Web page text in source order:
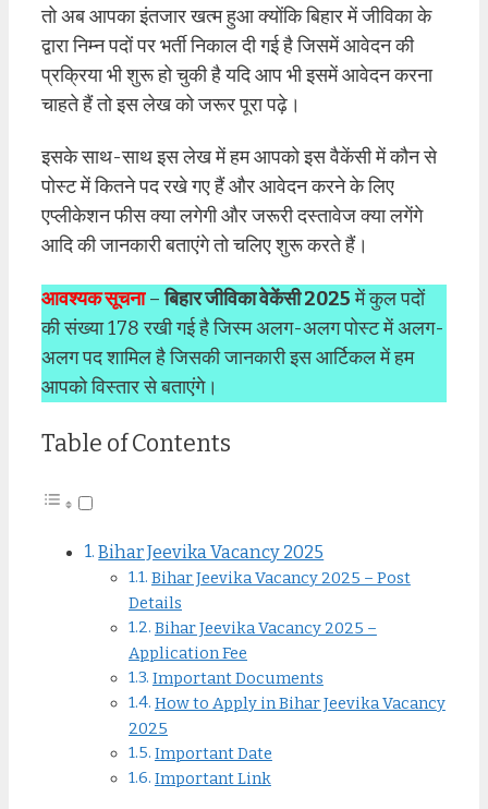
तो अब आपका इंतजार खत्म हुआ क्योंकि बिहार में जीविका के
द्वारा निम्न पदों पर भर्ती निकाल दी गई है जिसमें आवेदन की
प्रक्रिया भी शुरू हो चुकी है यदि आप भी इसमें आवेदन करना
चाहते हैं तो इस लेख को जरूर पूरा पढ़े।
इसके साथ-साथ इस लेख में हम आपको इस वैकेंसी में कौन से
पोस्ट में कितने पद रखे गए हैं और आवेदन करने के लिए
एप्लीकेशन फीस क्या लगेगी और जरूरी दस्तावेज क्या लगेंगे
आदि की जानकारी बताएंगे तो चलिए शुरू करते हैं।
आवश्यक सूचना–बिहार जीविका वेकेंसी 2025में कुल पदों
की संख्या 178 रखी गई है जिस्म अलग-अलग पोस्ट में अलग-
अलग पद शामिल है जिसकी जानकारी इस आर्टिकल में हम
आपको विस्तार से बताएंगे।
Table of Contents
Bihar Jeevika Vacancy 2025
Bihar Jeevika Vacancy 2025 – Post
Details
Bihar Jeevika Vacancy 2025 –
Application Fee
Important Documents
How to Apply in Bihar Jeevika Vacancy
2025
Important Date
Important Link